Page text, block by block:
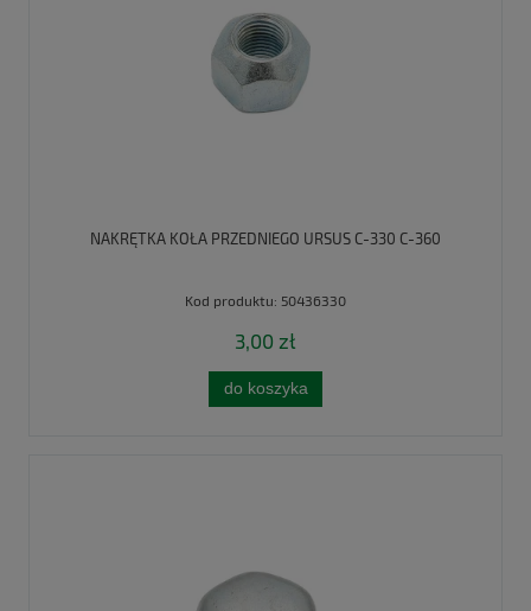
NAKRĘTKA KOŁA PRZEDNIEGO URSUS C-330 C-360
Kod produktu: 50436330
3,00 zł
do koszyka